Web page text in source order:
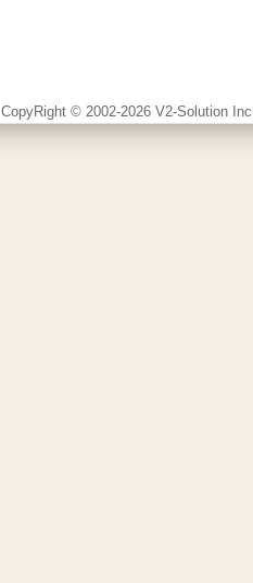
CopyRight © 2002-2026 V2-Solution